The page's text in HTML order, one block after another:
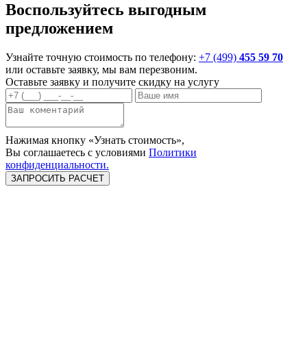
Воспользуйтесь выгодным
предложением
Узнайте точную стоимость по телефону: +7 (499) 455 59 70
или оставьте заявку, мы вам перезвоним.
Оставьте заявку и получите скидку на услугу
Нажимая кнопку «Узнать стоимость»,
Вы соглашаетесь c условиями Политики
конфиденциальности.